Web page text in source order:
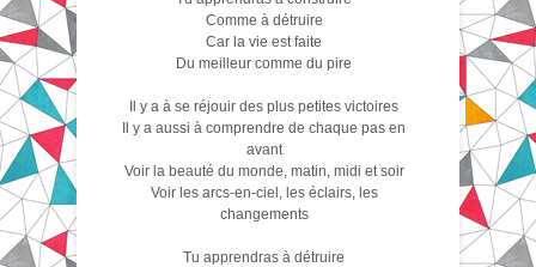
Comme à détruire
Car la vie est faite
Du meilleur comme du pire
Il y a à se réjouir des plus petites victoires
Il y a aussi à comprendre de chaque pas en
avant
Voir la beauté du monde, matin, midi et soir
Voir les arcs-en-ciel, les éclairs, les
changements
Tu apprendras à détruire